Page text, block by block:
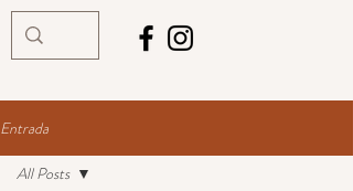
Entrada
All Posts